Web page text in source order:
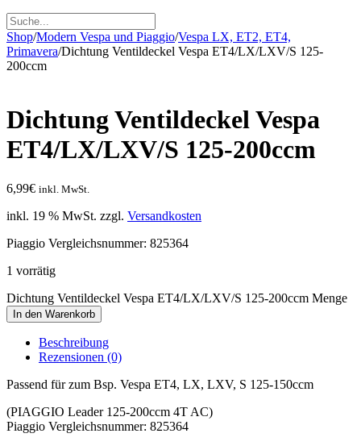
Shop/Modern Vespa und Piaggio/Vespa LX, ET2, ET4,
Primavera/Dichtung Ventildeckel Vespa ET4/​LX/​LXV/​S 125-
200ccm
Dichtung Ventildeckel Vespa
ET4/​LX/​LXV/​S 125-200ccm
6,99€ inkl. MwSt.
inkl. 19 % MwSt. zzgl. Versandkosten
Piaggio Vergleichsnummer: 825364
1 vorrätig
Dichtung Ventildeckel Vespa ET4/​LX/​LXV/​S 125-200ccm Menge
In den Warenkorb
Beschreibung
Rezensionen (0)
Passend für zum Bsp. Vespa ET4, ​LX, ​LXV, ​S 125-150ccm
(PIAGGIO Leader 125-200ccm 4T AC)
Piaggio Vergleichsnummer: 825364